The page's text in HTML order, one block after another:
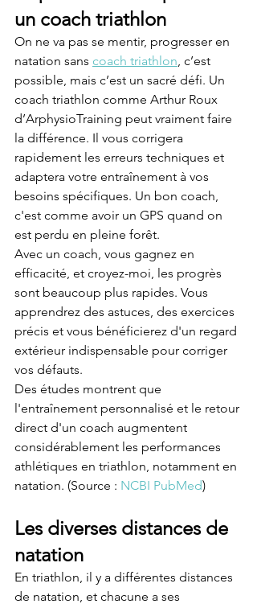
un coach triathlon
On ne va pas se mentir, progresser en
natation sans coach triathlon, c’est
possible, mais c’est un sacré défi. Un
coach triathlon comme Arthur Roux
d’ArphysioTraining peut vraiment faire
la différence. Il vous corrigera
rapidement les erreurs techniques et
adaptera votre entraînement à vos
besoins spécifiques. Un bon coach,
c'est comme avoir un GPS quand on
est perdu en pleine forêt.
Avec un coach, vous gagnez en
efficacité, et croyez-moi, les progrès
sont beaucoup plus rapides. Vous
apprendrez des astuces, des exercices
précis et vous bénéficierez d'un regard
extérieur indispensable pour corriger
vos défauts.
Des études montrent que
l'entraînement personnalisé et le retour
direct d'un coach augmentent
considérablement les performances
athlétiques en triathlon, notamment en
natation. (Source : NCBI PubMed)
Les diverses distances de
natation
En triathlon, il y a différentes distances
de natation, et chacune a ses